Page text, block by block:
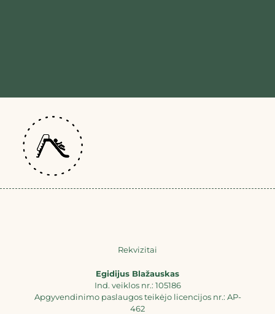
Rekvizitai
Egidijus Blažauskas
Ind. veiklos nr.: 105186
Apgyvendinimo paslaugos teikėjo licencijos nr.: AP-
462